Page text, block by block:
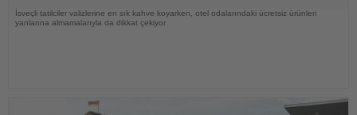
İsveçli tatilciler valizlerine en sık kahve koyarken, otel odalarındaki ücretsiz ürünleri
yanlarına almamalarıyla da dikkat çekiyor